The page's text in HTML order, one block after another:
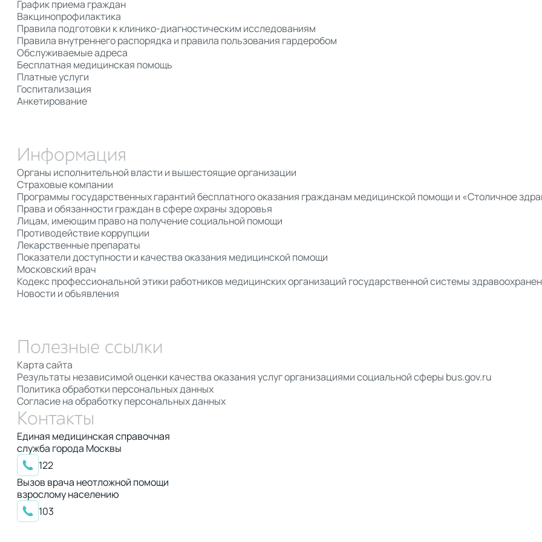
График приема граждан
Вакцинопрофилактика
Правила подготовки к клинико-диагностическим исследованиям
Правила внутреннего распорядка и правила пользования гардеробом
Обслуживаемые адреса
Бесплатная медицинская помощь
Платные услуги
Госпитализация
Анкетирование
Информация
Органы исполнительной власти и вышестоящие организации
Страховые компании
Программы государственных гарантий бесплатного оказания гражданам медицинской помощи и «Столичное
Права и обязанности граждан в сфере охраны здоровья
Лицам, имеющим право на получение социальной помощи
Противодействие коррупции
Лекарственные препараты
Показатели доступности и качества оказания медицинской помощи
Московский врач
Кодекс профессиональной этики работников медицинских организаций государственной системы
Новости и объявления
Полезные ссылки
Карта сайта
Результаты независимой оценки качества оказания услуг организациями социальной сферы bus.gov.ru
Политика обработки персональных данных
Согласие на обработку персональных данных
Контакты
Единая медицинская справочная
служба города Москвы
122
Вызов врача неотложной помощи
взрослому населению
103